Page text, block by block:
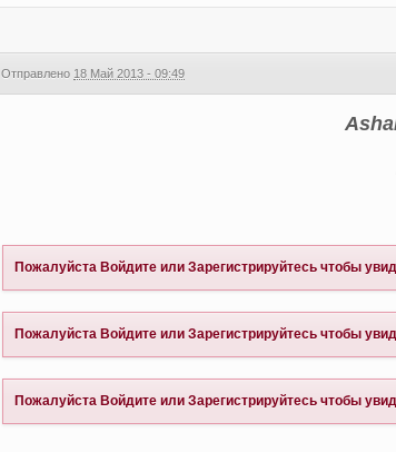
Отправлено 18 Май 2013 - 09:49
ПожалуйстаВойдите илиЗарегистрируйтесь чтобы
ПожалуйстаВойдите илиЗарегистрируйтесь чтобы
ПожалуйстаВойдите илиЗарегистрируйтесь чтобы